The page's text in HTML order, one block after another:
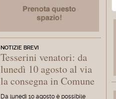
NOTIZIE BREVI
Tesserini venatori: da
lunedì 10 agosto al via
la consegna in Comune
Da lunedì 10 agosto è possibile